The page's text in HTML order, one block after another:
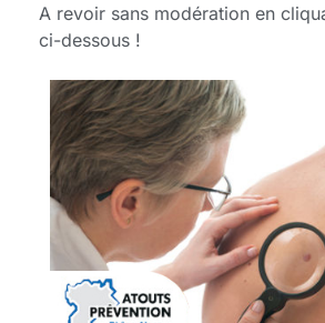
A revoir sans modération en
ci-dessous !